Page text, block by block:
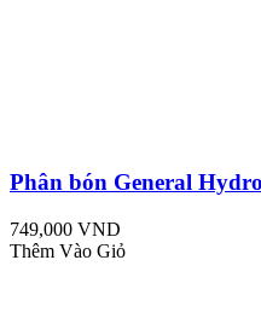
Phân bón General
749,000 VND
Thêm Vào Giỏ